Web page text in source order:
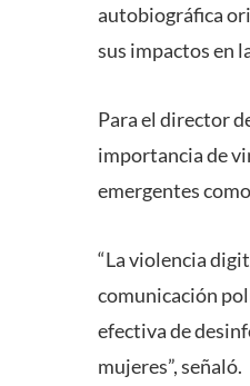
autobiográfica
sus impactos en
Para el director
importancia de
emergentes
“La violencia
comunicación
efectiva de
mujeres”, señaló.